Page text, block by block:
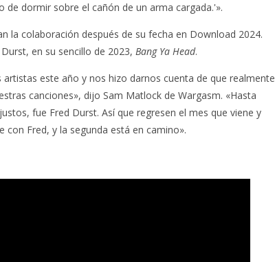
de dormir sobre el cañón de un arma cargada.'».
la colaboración después de su fecha en Download 2024.
en su sencillo de 2023, Bang Ya Head.
este año y nos hizo darnos cuenta de que realmente
canciones», dijo Sam Matlock de Wargasm. «Hasta
fue Fred Durst. Así que regresen el mes que viene y
Fred, y la segunda está en camino».